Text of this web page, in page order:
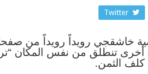
Twitter
خاشقجي رويداً رويداً من
تنطلق من نفس المكان
كلف الثمن.